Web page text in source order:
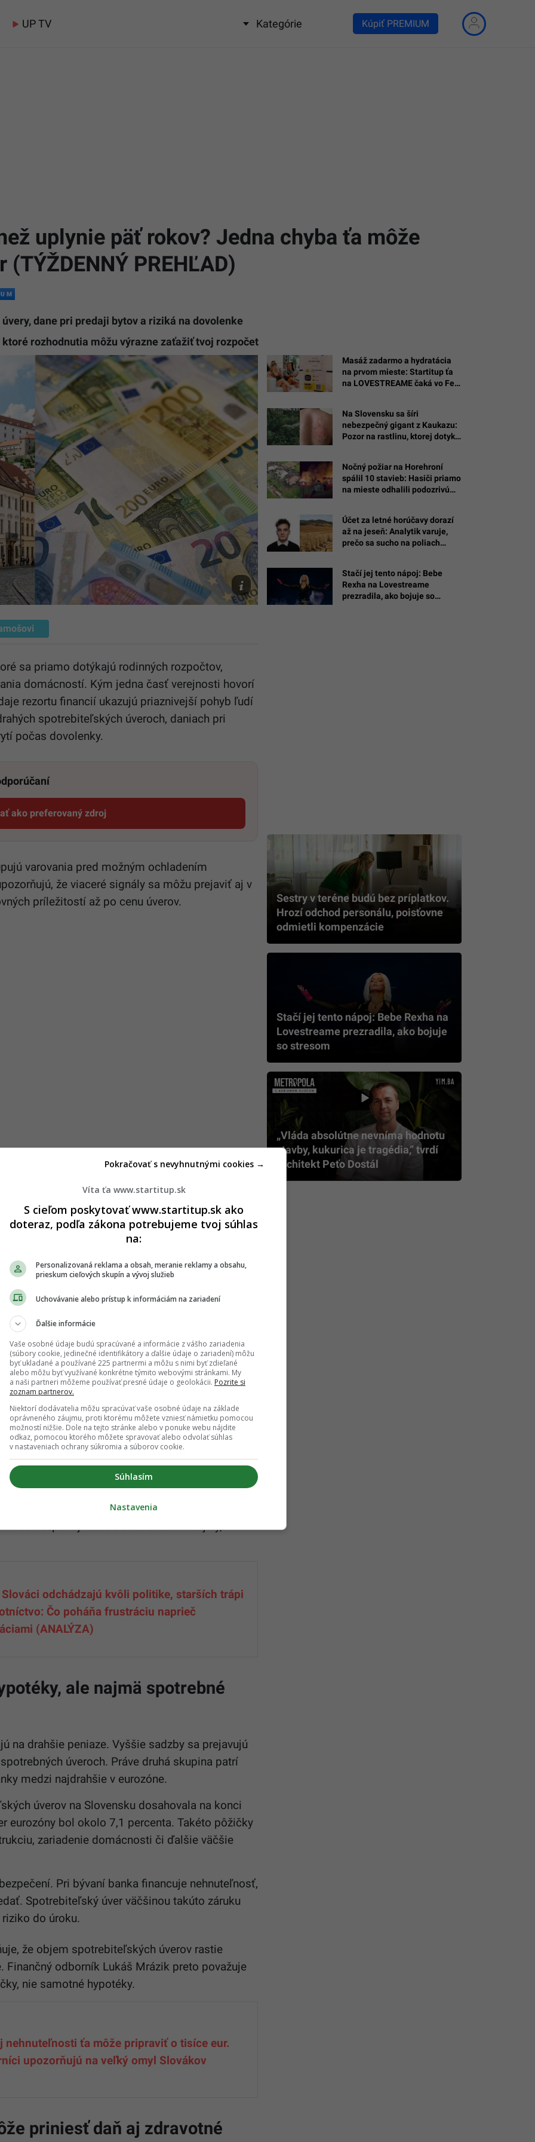
UP TV Kategórie Kúpiť PREMIUM
uplynie päť rokov? Jedna chyba ťa môže
PREHĽAD)
dane pri predaji bytov a riziká na dovolenke
rozhodnutia môžu výrazne zaťažiť tvoj rozpočet
Ilustračné
foto
AI,
Unsplash/Ibrahim
Boran
sa priamo dotýkajú rodinných rozpočtov,
domácností. Kým jedna časť verejnosti hovorí
rezortu financií ukazujú priaznivejší pohyb ľudí
spotrebiteľských úveroch, daniach pri
počas dovolenky.
ako preferovaný zdroj
Startitup, odkaz sa otvorí v novom okne
varovania pred možným ochladením
že viaceré signály sa môžu prejaviť aj v
príležitostí až po cenu úverov.
sú podľa registrov masové
údajov zdravotných poisťovní uviedlo,
viac ľudí, ako z krajiny odišlo. Kým počet
pri takmer 27-tisíc osobách.
rozšírené tvrdenia o hromadnom odchode
o tom, že ľudia dnes hromadne utekajú zo
odchodov spomaľuje už od roku 2014. Vtedy
pričom späť sa vrátilo 29 853 osôb. V roku
opustilo 25 350 ľudí a 25 200 sa ich vrátilo.
nezamestnanosť, pracovné príležitosti doma,
životné náklady v zahraničí. Kamenický zároveň
mnohí ľudia považujú za dôležitý dôvod
však ukazuje odlišnú náladu. O odsťahovaní
Pri ľuďoch vo veku od 18 do 29 rokov
sú nespokojnosť so smerovaním krajiny,
odchádzajú kvôli politike, starších trápi
Čo poháňa frustráciu naprieč
(ANALÝZA)
ale najmä spotrebné
na drahšie peniaze. Vyššie sadzby sa prejavujú
úveroch. Práve druhá skupina patrí
medzi najdrahšie v eurozóne.
úverov na Slovensku dosahovala na konci
eurozóny bol okolo 7,1 percenta. Takéto pôžičky
zariadenie domácnosti či ďalšie väčšie
Pri bývaní banka financuje nehnuteľnosť,
Spotrebiteľský úver väčšinou takúto záruku
do úroku.
že objem spotrebiteľských úverov rastie
Finančný odborník Lukáš Mrázik preto považuje
nie samotné hypotéky.
nehnuteľnosti ťa môže pripraviť o tisíce eur.
upozorňujú na veľký omyl Slovákov
priniesť daň aj zdravotné
Masáž zadarmo a hydratácia
na prvom mieste: Startitup ťa
na LOVESTREAME čaká vo Feel
Na Slovensku sa šíri
nebezpečný gigant z Kaukazu:
Pozor na rastlinu, ktorej dotyk
Nočný požiar na Horehroní
spálil 10 stavieb: Hasiči priamo
na mieste odhalili podozrivú
Účet za letné horúčavy dorazí
až na jeseň: Analytik varuje,
prečo sa sucho na poliach
Stačí jej tento nápoj: Bebe
Rexha na Lovestreame
prezradila, ako bojuje so
Sestry v teréne budú bez príplatkov.
Hrozí odchod personálu, poisťovne
odmietli kompenzácie
Stačí jej tento nápoj: Bebe Rexha na
Lovestreame prezradila, ako bojuje
so stresom
„Vláda absolútne nevníma hodnotu
stavby, kukurica je tragédia,” tvrdí
architekt Peťo Dostál
Víta ťa www.startitup.sk
S cieľom poskytovať www.startitup.sk ako
doteraz, podľa zákona potrebujeme tvoj súhlas
na:
Personalizovaná reklama a obsah, meranie reklamy a obsahu,
prieskum cieľových skupín a vývoj služieb
Uchovávanie alebo prístup k informáciám na zariadení
Ďalšie informácie
Vaše osobné údaje budú spracúvané a informácie z vášho zariadenia
(súbory cookie, jedinečné identifikátory a ďalšie údaje o zariadení) môžu
byť ukladané a používané 225 partnermi a môžu s nimi byť zdieľané
alebo môžu byť využívané konkrétne týmito webovými stránkami. My
a naši partneri môžeme používať presné údaje o geolokácii. Pozrite si
zoznam partnerov.
Niektorí dodávatelia môžu spracúvať vaše osobné údaje na základe
oprávneného záujmu, proti ktorému môžete vzniesť námietku pomocou
možností nižšie. Dole na tejto stránke alebo v ponuke webu nájdite
odkaz, pomocou ktorého môžete spravovať alebo odvolať súhlas
v nastaveniach ochrany súkromia a súborov cookie.
Súhlasím
Pokračovať s nevyhnutnými cookies →
Nastavenia